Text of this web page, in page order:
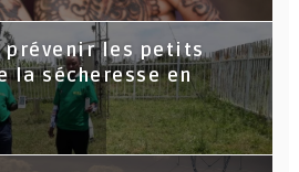
prévenir les petits
la sécheresse en